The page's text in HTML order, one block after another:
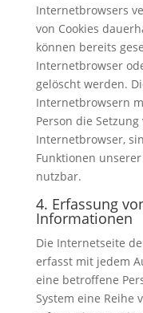
Internetbrowsers
von Cookies
können bereits
Internetbrowser
gelöscht werden.
Internetbrowsern
Person die
Internetbrowser,
Funktionen
nutzbar.
4. Erfassung
Informationen
Die Internetseite
erfasst mit jedem
eine betroffene
System eine Reihe